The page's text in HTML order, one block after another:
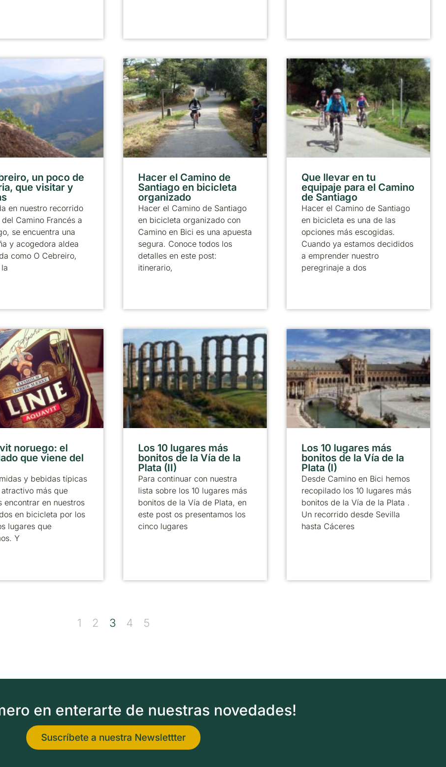
un poco de
que visitar y
en nuestro recorrido
Camino Francés a
se encuentra una
y acogedora aldea
como O Cebreiro,
Hacer el Camino de
Santiago en bicicleta
organizado
Hacer el Camino de Santiago
en bicicleta organizado con
Camino en Bici es una apuesta
segura. Conoce todos los
detalles en este post:
itinerario,
Que llevar en tu
equipaje para el Camino
de Santiago
Hacer el Camino de Santiago
en bicicleta es una de las
opciones más escogidas.
Cuando ya estamos decididos
a emprender nuestro
peregrinaje a dos
noruego: el
que viene del
y bebidas típicas
atractivo más que
encontrar en nuestros
en bicicleta por los
lugares que
Y
Los 10 lugares más
bonitos de la Vía de la
Plata (II)
Para continuar con nuestra
lista sobre los 10 lugares más
bonitos de la Vía de Plata, en
este post os presentamos los
cinco lugares
Los 10 lugares más
bonitos de la Vía de la
Plata (I)
Desde Camino en Bici hemos
recopilado los 10 lugares más
bonitos de la Vía de la Plata .
Un recorrido desde Sevilla
hasta Cáceres
1 2 3 4 5
en enterarte de nuestras novedades!
Suscríbete a nuestra Newslettter